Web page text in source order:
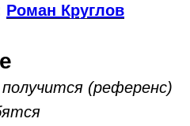
Роман Круглов
(референс)